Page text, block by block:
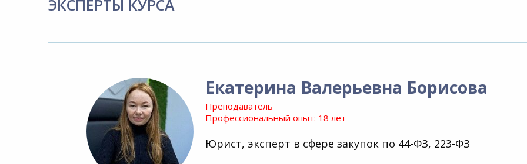
ЭКСПЕРТЫ КУРСА
Екатерина Валерьевна Борисова
Преподаватель
Профессиональный опыт: 18 лет
Юрист, эксперт в сфере закупок по 44-ФЗ, 223-ФЗ